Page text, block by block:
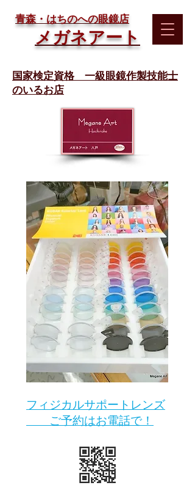
​青森・はちのへの眼鏡店
メガネアート
国家検定資格 一級眼鏡作製技能士
のいるお店
​フィジカルサポートレンズ
ご予約はお電話で！